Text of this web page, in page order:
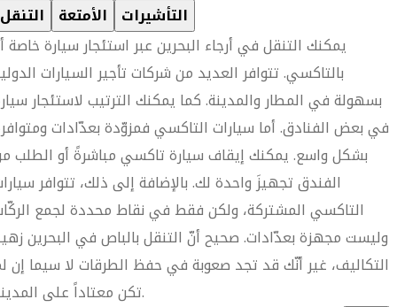
التنقل الأمتعة التأشيرات
يمكنك التنقل في أرجاء البحرين عبر استئجار سيارة خاصة
بالتاكسي. تتوافر العديد من شركات تأجير السيارات
بسهولة في المطار والمدينة. كما يمكنك الترتيب لاستئجار
في بعض الفنادق. أما سيارات التاكسي فمزوّدة بعدّادات
بشكل واسع. يمكنك إيقاف سيارة تاكسي مباشرةً أو الطلب
الفندق تجهيزَ واحدة لك. بالإضافة إلى ذلك، تتوافر
التاكسي المشتركة، ولكن فقط في نقاط محددة لجمع
وليست مجهزة بعدّادات. صحيح أنّ التنقل بالباص في البحرين
التكاليف، غير أنّك قد تجد صعوبة في حفظ الطرقات لا سيما إن
تكن معتاداً على المدينة.